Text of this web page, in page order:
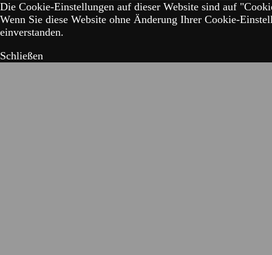
Die Cookie-Einstellungen auf dieser Website sind auf
Wenn Sie diese Website ohne Änderung Ihrer Cookie-
einverstanden.
Schließen